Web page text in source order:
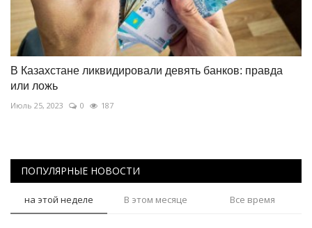
В Казахстане ликвидировали девять банков: правда
или ложь
Июль 25, 2023 0 187
ПОПУЛЯРНЫЕ НОВОСТИ
на этой неделе В этом месяце Все время